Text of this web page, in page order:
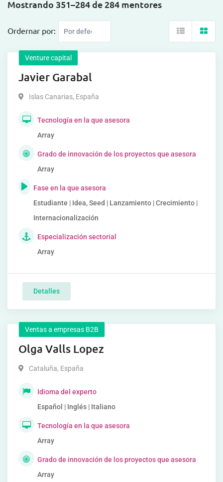
Mostrando 351–284 de 284 mentores
Ordernar por:
Venture capital
Javier Garabal
Islas Canarias, España
Tecnología en la que asesora
Array
Grado de innovación de los proyectos que asesora
Array
Fase en la que asesora
Estudiante | Idea, Seed | Lanzamiento | Crecimiento |
Internacionalización
Especialización sectorial
Array
Detalles
Ventas a empresas B2B
Olga Valls Lopez
Cataluña, España
Idioma del experto
Español | Inglés | Italiano
Tecnología en la que asesora
Array
Grado de innovación de los proyectos que asesora
Array